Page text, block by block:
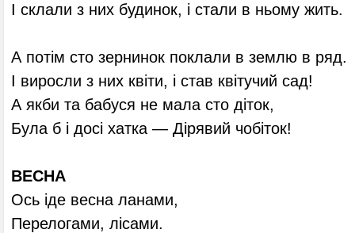
І склали з них будинок, і стали в ньому жить.
А потім сто зернинок поклали в землю в ряд.
І виросли з них квіти, і став квітучий сад!
А якби та бабуся не мала сто діток,
Була б і досі хатка — Дірявий чобіток!
ВЕСНА
Ось іде весна ланами,
Перелогами, лісами.